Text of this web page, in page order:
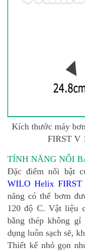
Kích thước máy
FIRST V
TÍNH NĂNG NỔI
Đặc điểm nổi bật
WILO Helix FIRST
năng có thể bơm
120 độ C. Vật liệu
bằng thép không gỉ
dụng luôn sạch sẽ,
Thiết kế nhỏ gọn